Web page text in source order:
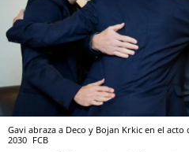
Gavi abraza a Deco y Bojan Krkic en el
2030 FCB